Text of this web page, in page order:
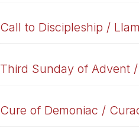
Call to Discipleship /
Third Sunday of Advent
Cure of Demoniac /